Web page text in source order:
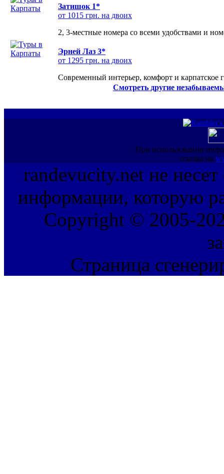
Затишок 1*
от 1015 грн. на двоих
2, 3-местные номера со всеми удобствами и
Эрней Лаз 3*
от 1295 грн. на двоих
Современный интерьер, комфорт и карпатское
Смотреть другие
При использовании
ссылка на
randevucity.net не несет
информации, которую
Copyright © 2005-
Страница